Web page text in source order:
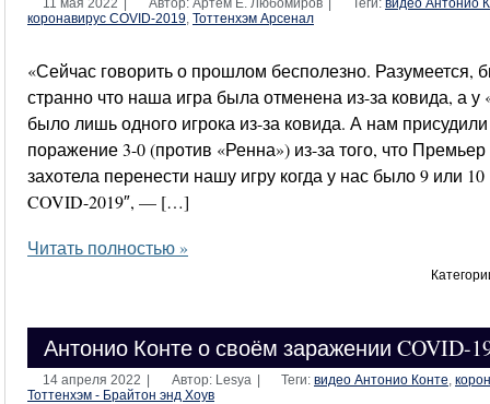
11 мая 2022 Автор: Артём Е. Любомиров Теги: видео Антонио
коронавирус COVID-2019, Тоттенхэм Арсенал
«Сейчас говорить о прошлом бесполезно. Разумеется,
странно что наша игра была отменена из-за ковида, а у
было лишь одного игрока из-за ковида. А нам
поражение 3-0 (против «Ренна») из-за того, что
захотела перенести нашу игру когда у нас было 9 или 10
COVID-2019″, — […]
Читать полностью »
Антонио Конте о своём заражении COVID-
14 апреля 2022 Автор: Lesya Теги: видео Антонио Конте,
Тоттенхэм - Брайтон энд Хоув